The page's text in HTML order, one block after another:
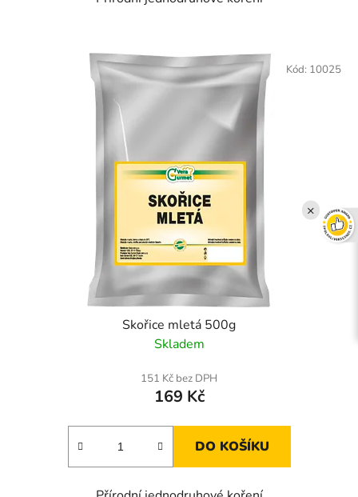
×
Skořice mletá 500g
Skladem
151 Kč bez DPH
169 Kč
DO KOŠÍKU
Kód: 10025